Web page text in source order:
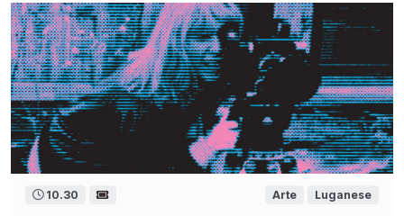
10.30 Arte Luganese